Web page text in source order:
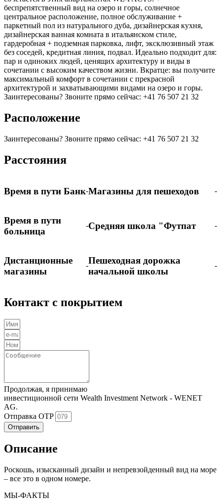
беспрепятственный вид на озеро и горы, солнечное
центральное расположение, полное обслуживание +
паркетный пол из натурального дуба, дизайнерская кухня,
дизайнерская ванная комната в итальянском стиле,
гардеробная + подземная парковка, лифт, эксклюзивный этаж
без соседей, кредитная линия, подвал. Идеально подходит для:
пар и одиноких людей, ценящих архитектуру и виды в
сочетании с высоким качеством жизни. Вкратце: вы получите
максимальный комфорт в сочетании с прекрасной
архитектурой и захватывающими видами на озеро и горы.
Заинтересованы? Звоните прямо сейчас: +41 76 507 21 32
Расположение
Заинтересованы? Звоните прямо сейчас: +41 76 507 21 32
Расстояния
Время в пути Банк-Магазины для пешеходов -
Время в пути
больница
-Средняя школа "Футпат -
Дистанционные
магазины
-Пешеходная дорожка
начальной школы
-
Контакт с покрытием
Продолжая, я принимаю
инвестиционной сети Wealth Investment Network - WENET
AG.
Отправка OTP
Отправить
Описание
Роскошь, изысканный дизайн и непревзойденный вид на море
– все это в одном номере.
МЫ-ФАКТЫ